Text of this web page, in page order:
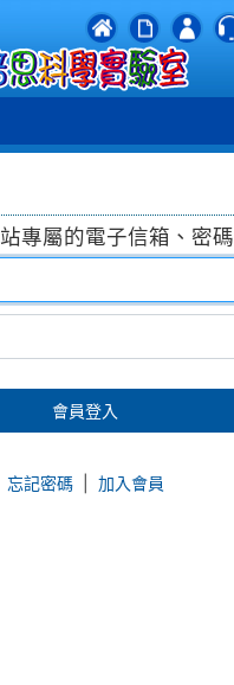
專屬的電子信箱、密碼
會員登入
忘記密碼| 加入會員